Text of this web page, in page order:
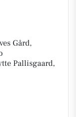
Gård,
Pallisgaard,